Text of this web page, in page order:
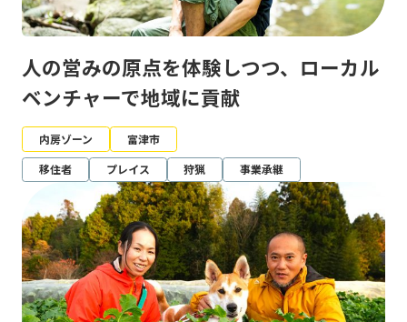
人の営みの原点を体験しつつ、ローカル
ベンチャーで地域に貢献
内房ゾーン
富津市
移住者
プレイス 狩猟 事業承継